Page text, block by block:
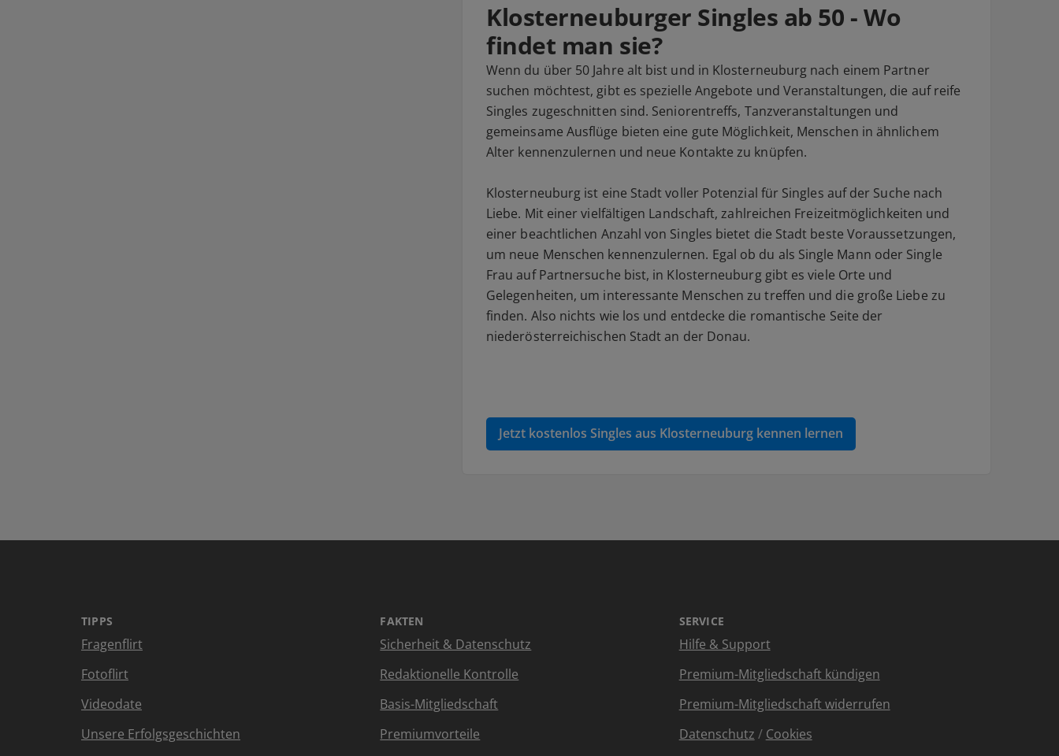
Klosterneuburger Singles ab 50 - Wo
findet man sie?
Wenn du über 50 Jahre alt bist und in Klosterneuburg nach einem Partner
suchen möchtest, gibt es spezielle Angebote und Veranstaltungen, die auf reife
Singles zugeschnitten sind. Seniorentreffs, Tanzveranstaltungen und
gemeinsame Ausflüge bieten eine gute Möglichkeit, Menschen in ähnlichem
Alter kennenzulernen und neue Kontakte zu knüpfen.
Klosterneuburg ist eine Stadt voller Potenzial für Singles auf der Suche nach
Liebe. Mit einer vielfältigen Landschaft, zahlreichen Freizeitmöglichkeiten und
einer beachtlichen Anzahl von Singles bietet die Stadt beste Voraussetzungen,
um neue Menschen kennenzulernen. Egal ob du als Single Mann oder Single
Frau auf Partnersuche bist, in Klosterneuburg gibt es viele Orte und
Gelegenheiten, um interessante Menschen zu treffen und die große Liebe zu
finden. Also nichts wie los und entdecke die romantische Seite der
niederösterreichischen Stadt an der Donau.
Jetzt kostenlos Singles aus Klosterneuburg kennen lernen
TIPPS
Fragenflirt
Fotoflirt
Videodate
Unsere Erfolgsgeschichten
FAKTEN
Sicherheit & Datenschutz
Redaktionelle Kontrolle
Basis-Mitgliedschaft
Premiumvorteile
SERVICE
Hilfe & Support
Premium-Mitgliedschaft kündigen
Premium-Mitgliedschaft widerrufen
Datenschutz / Cookies